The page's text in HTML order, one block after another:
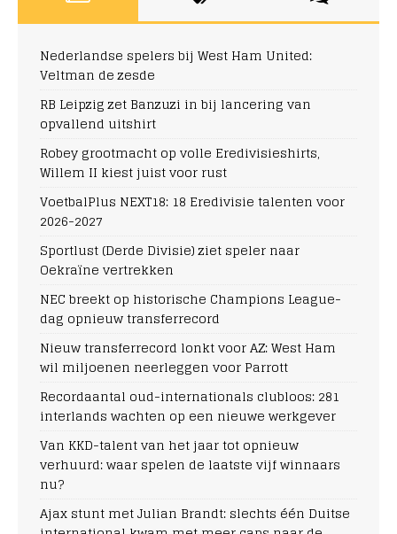
Nederlandse spelers bij West Ham United:
Veltman de zesde
RB Leipzig zet Banzuzi in bij lancering van
opvallend uitshirt
Robey grootmacht op volle Eredivisieshirts,
Willem II kiest juist voor rust
VoetbalPlus NEXT18: 18 Eredivisie talenten voor
2026-2027
Sportlust (Derde Divisie) ziet speler naar
Oekraïne vertrekken
NEC breekt op historische Champions League-
dag opnieuw transferrecord
Nieuw transferrecord lonkt voor AZ: West Ham
wil miljoenen neerleggen voor Parrott
Recordaantal oud-internationals clubloos: 281
interlands wachten op een nieuwe werkgever
Van KKD-talent van het jaar tot opnieuw
verhuurd: waar spelen de laatste vijf winnaars
nu?
Ajax stunt met Julian Brandt: slechts één Duitse